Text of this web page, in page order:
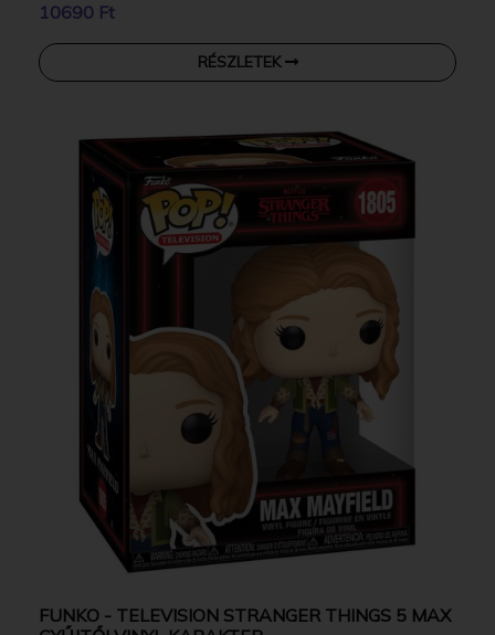
10690 Ft
RÉSZLETEK
FUNKO - TELEVISION STRANGER THINGS 5 MAX